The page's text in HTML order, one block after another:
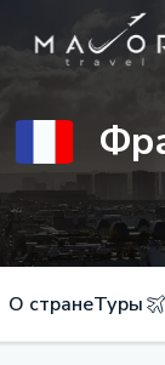
О странеТуры